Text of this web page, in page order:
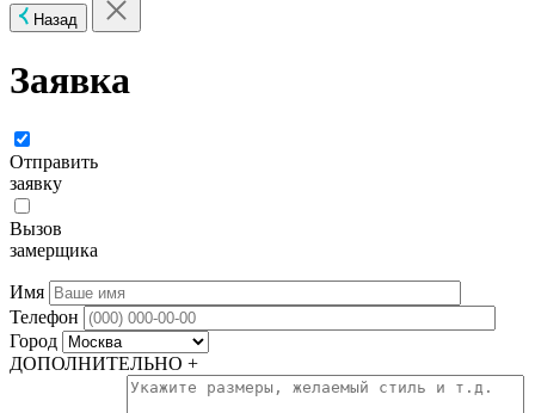
Назад
Заявка
Отправить
заявку
Вызов
замерщика
Имя
Телефон
Город
ДОПОЛНИТЕЛЬНО +